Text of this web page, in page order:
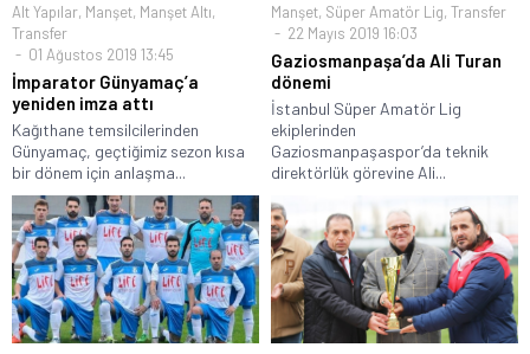
Alt Yapılar, Manşet, Manşet Altı,
Transfer
01 Ağustos 2019 13:45
İmparator Günyamaç’a
yeniden imza attı
Kağıthane temsilcilerinden
Günyamaç, geçtiğimiz sezon kısa
bir dönem için anlaşma...
Manşet, Süper Amatör Lig, Transfer
22 Mayıs 2019 16:03
Gaziosmanpaşa’da Ali Turan
dönemi
İstanbul Süper Amatör Lig
ekiplerinden
Gaziosmanpaşaspor’da teknik
direktörlük görevine Ali...